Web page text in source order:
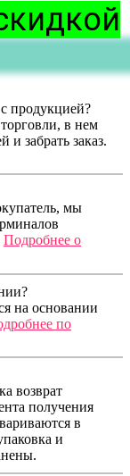
продукцией?
в нем
забрать заказ.
мы
Подробнее о
на основании
по
возврат
получения
в
и